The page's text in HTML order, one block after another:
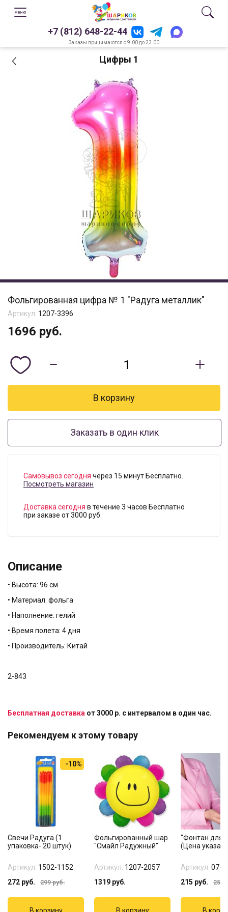
+7 (812) 648-22-44
Заказы принимаются с 9.00 до 23.00
Цифры 1
Фольгированная цифра № 1 "Радуга металлик"
Артикул: 1207-3396
1696 руб.
Заказать в один клик
Самовывоз сегодня через 15 минут Бесплатно.
Посмотреть магазин
Доставка сегодня в течение 3 часов Бесплатно
при заказе от 3000 руб.
Описание
• Высота: 96 см
• Материал: фольга
• Наполнение: гелий
• Время полета: 4 дня
• Производитель: Китай
2-843
Бесплатная доставка от 3000 р. с интервалом в один час.
Рекомендуем к этому товару
-10%
Свечи Радуга (1
упаковка- 20 штук)
Артикул: 1502-1152
272 руб. 299руб.
Фольгированный шар
"Смайл Радужный"
Артикул: 1207-2057
1319 руб.
"Фонтан для
(Цена
Артикул: 07-
215 руб. 255